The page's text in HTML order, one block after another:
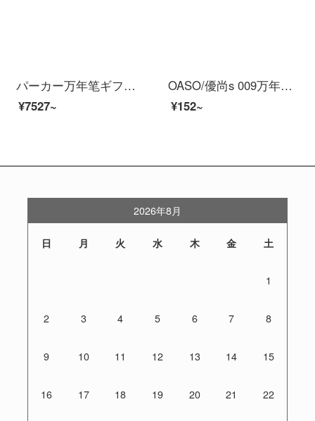
パーカー万年笔ギフトボックスセット新型IMインク笔猫王礼箱书练字ビジネスギフトギフトギフト無料字刻印(黒)パーカー猫王+IM深さ黒インキペン
¥7527~
OASO/優尚s 009万年笔小学生三年生習字書道は墨嚢万年笔女子学生専用小清新マカロン粉0.38 mmに両替できます。
¥152~
2026年8月
日 月 火 水 木 金 土
1
2 3 4 5 6 7 8
9 10 11 12 13 14 15
16 17 18 19 20 21 22